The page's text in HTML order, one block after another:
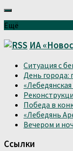
Ещё
ИА
Ситуация с
День города:
Победа в
«Лебедянь
Вечером и
Ссылки